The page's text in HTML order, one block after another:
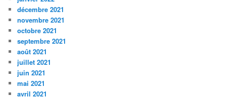
décembre 2021
novembre 2021
octobre 2021
septembre 2021
août 2021
juillet 2021
juin 2021
mai 2021
avril 2021